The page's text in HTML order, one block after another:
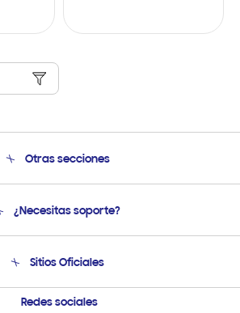
Otras secciones
Soporte
Seguimiento de tu pedido
Condiciones de Compra
¿Necesitas soporte?
Soporte vía eMail
Preguntas Frecuentes
Sitios Oficiales
Samsung Costa Rica
Redes sociales